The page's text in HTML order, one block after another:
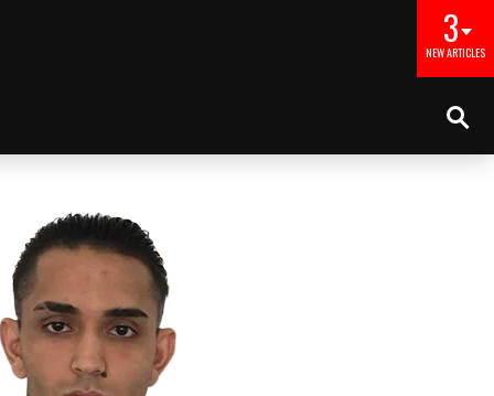
3
NEW ARTICLES